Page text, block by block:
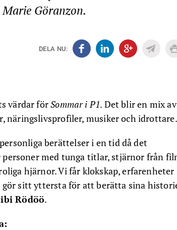
Göranzon.
DELA NU:
värdar förSommar i P1. Det blir en mix av
näringslivsprofiler, musiker och idrottare.
berättelser i en tid då det
med tunga titlar, stjärnor från
hjärnor. Vi får klokskap, erfarenheter
gör sitt yttersta för att berätta sina
Rödöö.